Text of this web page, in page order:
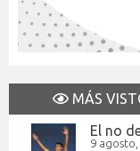
MÁS
El no
9 agosto,